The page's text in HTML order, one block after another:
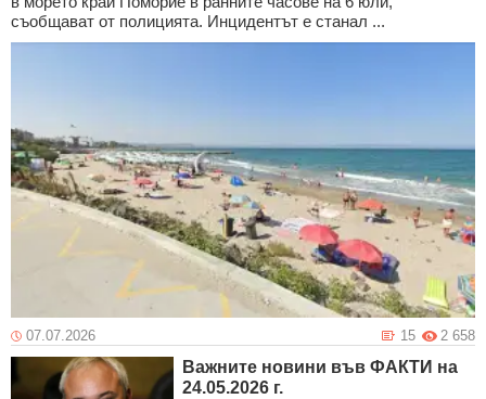
съобщават от полицията. Инцидентът е станал ...
07.07.2026 2 658
15
Важните новини във ФАКТИ на
24.05.2026 г.